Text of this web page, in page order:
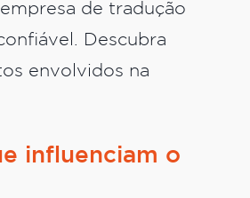
de tradução
Descubra
envolvidos na
influenciam o